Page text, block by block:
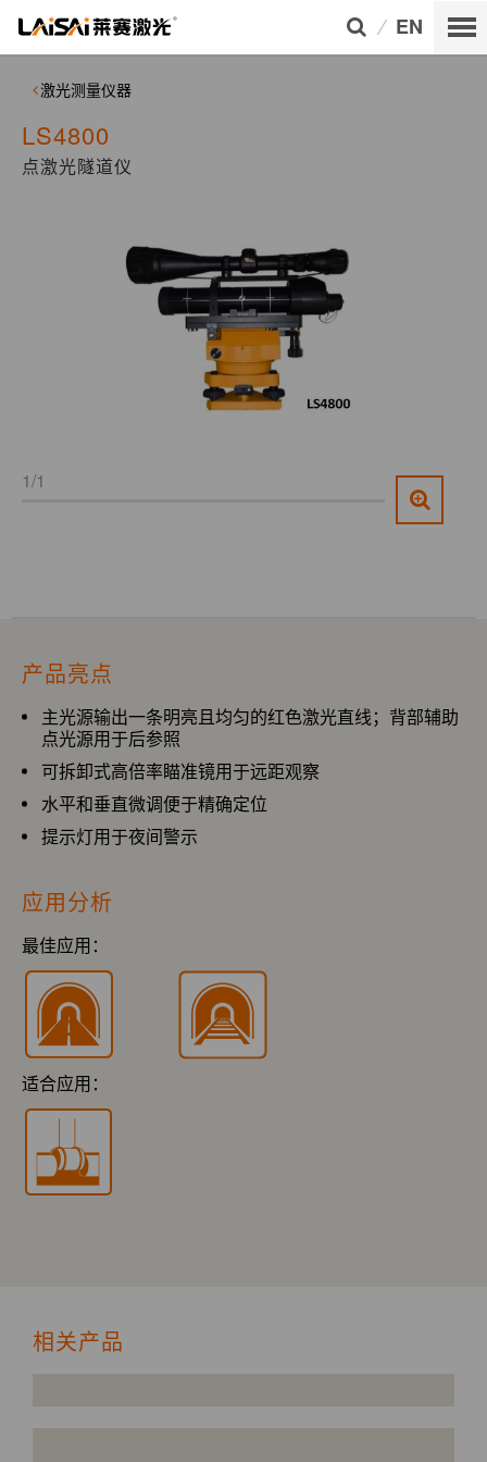
EN
激光测量仪器
LS4800
点激光隧道仪
1/1
产品亮点
主光源输出一条明亮且均匀的红色激光直线；背部辅助
点光源用于后参照
可拆卸式高倍率瞄准镜用于远距观察
水平和垂直微调便于精确定位
提示灯用于夜间警示
应用分析
最佳应用：
适合应用：
相关产品